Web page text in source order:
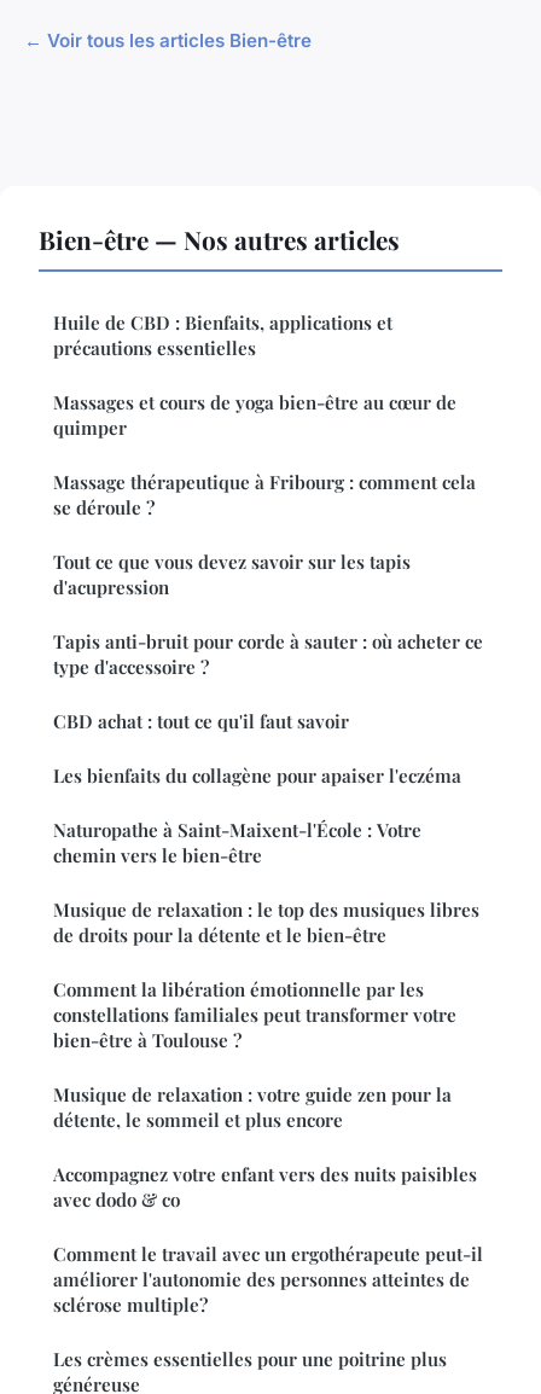
← Voir tous les articles Bien-être
Bien-être — Nos autres articles
Huile de CBD : Bienfaits, applications et
précautions essentielles
Massages et cours de yoga bien-être au cœur de
quimper
Massage thérapeutique à Fribourg : comment cela
se déroule ?
Tout ce que vous devez savoir sur les tapis
d'acupression
Tapis anti-bruit pour corde à sauter : où acheter ce
type d'accessoire ?
CBD achat : tout ce qu'il faut savoir
Les bienfaits du collagène pour apaiser l'eczéma
Naturopathe à Saint-Maixent-l'École : Votre
chemin vers le bien-être
Musique de relaxation : le top des musiques libres
de droits pour la détente et le bien-être
Comment la libération émotionnelle par les
constellations familiales peut transformer votre
bien-être à Toulouse ?
Musique de relaxation : votre guide zen pour la
détente, le sommeil et plus encore
Accompagnez votre enfant vers des nuits paisibles
avec dodo & co
Comment le travail avec un ergothérapeute peut-il
améliorer l'autonomie des personnes atteintes de
sclérose multiple?
Les crèmes essentielles pour une poitrine plus
généreuse